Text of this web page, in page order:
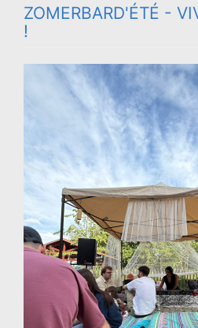
ZOMERBARD'ÉTÉ -
!